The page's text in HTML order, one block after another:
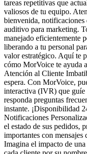
tareas repetitivas que
valiosos de tu equipo.
bienvenida,
auditivo para marketing.
manejado eficientemente
liberando a tu personal
valor estratégico. Aquí te
cómo MorVoice te ayuda
Atención al Cliente
espera. Con MorVoice,
interactiva (IVR) que guíe
responda preguntas
instante. ¡Disponibilidad
Notificaciones
el estado de sus pedidos,
importantes con mensajes
Imagina el impacto de